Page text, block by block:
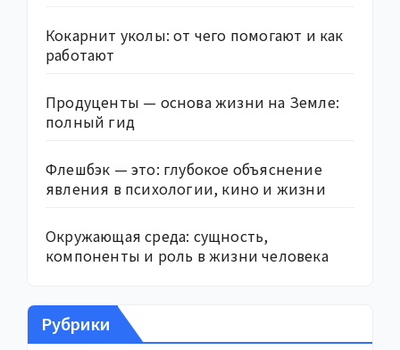
Кокарнит уколы: от чего помогают и как
работают
Продуценты — основа жизни на Земле:
полный гид
Флешбэк — это: глубокое объяснение
явления в психологии, кино и жизни
Окружающая среда: сущность,
компоненты и роль в жизни человека
Рубрики